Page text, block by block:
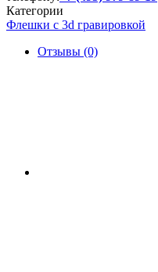
Категории
Флешки с 3d гравировкой
Отзывы (0)